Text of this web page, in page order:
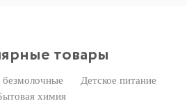
товары
Детское питание
химия